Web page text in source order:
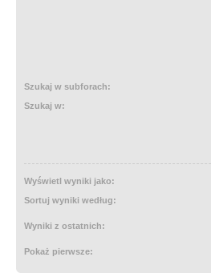
Szukaj w subforach:
Szukaj w:
Wyświetl wyniki jako:
Sortuj wyniki według:
Wyniki z ostatnich:
Pokaż pierwsze: